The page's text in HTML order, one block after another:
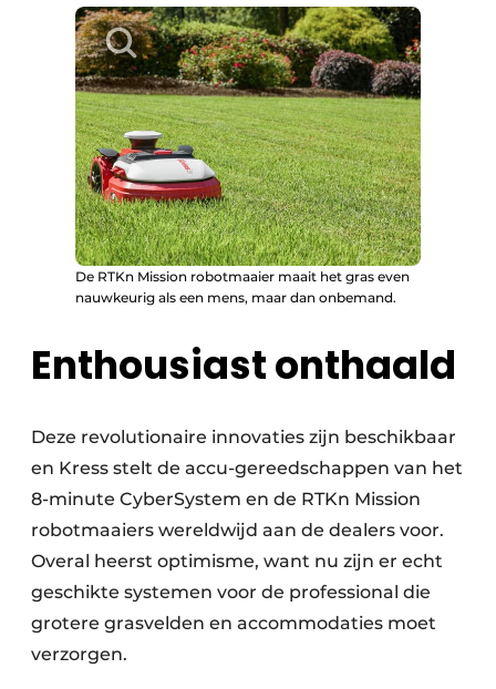
De RTKn Mission robotmaaier maait het gras even
nauwkeurig als een mens, maar dan onbemand.
Enthousiast onthaald
Deze revolutionaire innovaties zijn beschikbaar
en Kress stelt de accu-gereedschappen van het
8-minute CyberSystem en de RTKn Mission
robotmaaiers wereldwijd aan de dealers voor.
Overal heerst optimisme, want nu zijn er echt
geschikte systemen voor de professional die
grotere grasvelden en accommodaties moet
verzorgen.